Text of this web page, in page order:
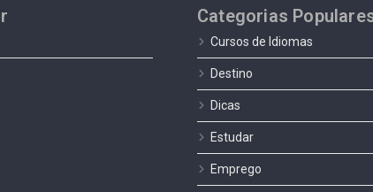
Categorias
Cursos de Idiomas
Destino
Dicas
Estudar
Emprego